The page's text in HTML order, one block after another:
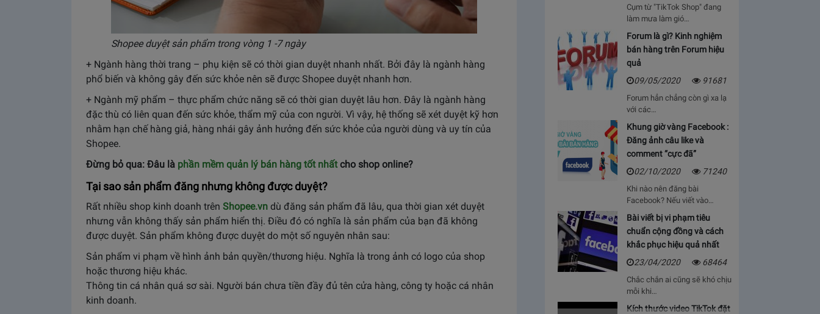
Shopee duyệt sản phẩm trong vòng 1 -7 ngày
+ Ngành hàng thời trang – phụ kiện sẽ có thời gian duyệt nhanh nhất. Bởi đây là ngành hàng
phổ biến và không gây đến sức khỏe nên sẽ được Shopee duyệt nhanh hơn.
+ Ngành mỹ phẩm – thực phẩm chức năng sẽ có thời gian duyệt lâu hơn. Đây là ngành hàng
đặc thù có liên quan đến sức khỏe, thẩm mỹ của con người. Vì vậy, hệ thống sẽ xét duyệt kỹ hơn
nhằm hạn chế hàng giả, hàng nhái gây ảnh hưởng đến sức khỏe của người dùng và uy tín của
Shopee.
Đừng bỏ qua: Đâu là phần mềm quản lý bán hàng tốt nhấtcho shop online?
Tại sao sản phẩm đăng nhưng không được duyệt?
Rất nhiều shop kinh doanh trên Shopee.vn dù đăng sản phẩm đã lâu, qua thời gian xét duyệt
nhưng vẫn không thấy sản phẩm hiển thị. Điều đó có nghĩa là sản phẩm của bạn đã không
được duyệt. Sản phẩm không được duyệt do một số nguyên nhân sau:
Sản phẩm vi phạm về hình ảnh bản quyền/thương hiệu. Nghĩa là trong ảnh có logo của shop
hoặc thương hiệu khác.
Thông tin cá nhân quá sơ sài. Người bán chưa tiền đầy đủ tên cửa hàng, công ty hoặc cá nhân
kinh doanh.
Cụm từ "TikTok Shop" đang
làm mưa làm gió…
Forum là gì? Kinh nghiệm
bán hàng trên Forum hiệu
quả
09/05/2020
91681
Forum hẳn chẳng còn gì xa lạ
với các…
Khung giờ vàng Facebook :
Đăng ảnh câu like và
comment “cực đã”
02/10/2020
71240
Khi nào nên đăng bài
Facebook? Nếu viết vào…
Bài viết bị vi phạm tiêu
chuẩn cộng đồng và cách
khắc phục hiệu quả nhất
23/04/2020
68464
Chắc chắn ai cũng sẽ khó chịu
mỗi khi…
Kích thước video TikTok đặt